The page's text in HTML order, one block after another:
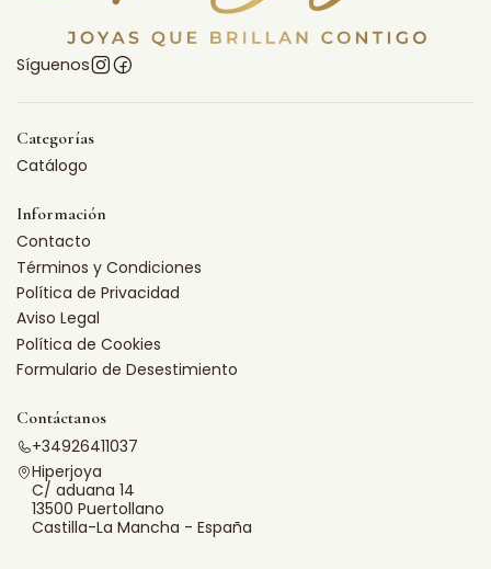
Síguenos
Categorías
Catálogo
Información
Contacto
Términos y Condiciones
Política de Privacidad
Aviso Legal
Política de Cookies
Formulario de Desestimiento
Contáctanos
+34926411037
Hiperjoya
C/ aduana 14
13500 Puertollano
Castilla-La Mancha - España